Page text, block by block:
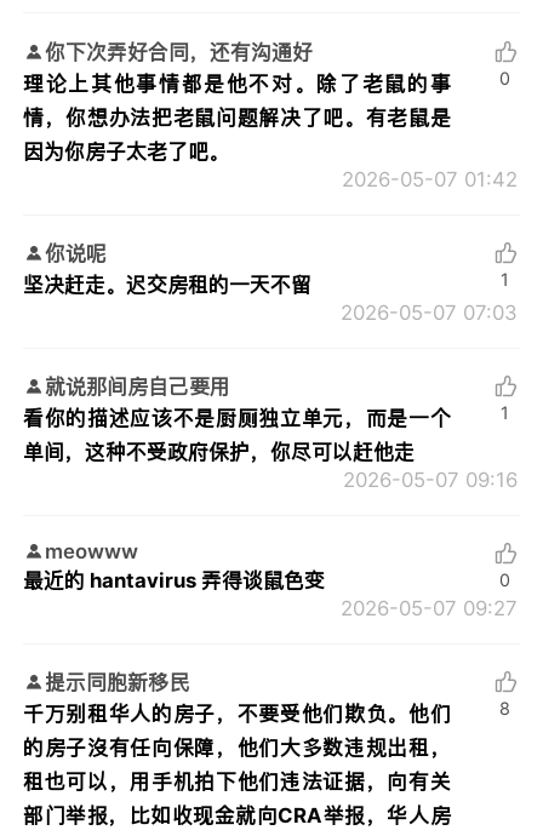
你下次弄好合同，还有沟通好
理论上其他事情都是他不对。除了老鼠的事
情，你想办法把老鼠问题解决了吧。有老鼠是
因为你房子太老了吧。
2026-05-07 01:42
0
你说呢
坚决赶走。迟交房租的一天不留
2026-05-07 07:03
1
就说那间房自己要用
看你的描述应该不是厨厕独立单元，而是一个
单间，这种不受政府保护，你尽可以赶他走
2026-05-07 09:16
1
meowww
最近的 hantavirus 弄得谈鼠色变
2026-05-07 09:27
0
提示同胞新移民
千万别租华人的房子，不要受他们欺负。他们
的房子沒有任向保障，他们大多数违规出租，
租也可以，用手机拍下他们违法证据，向有关
部门举报，比如收现金就向CRA举报，华人房
8